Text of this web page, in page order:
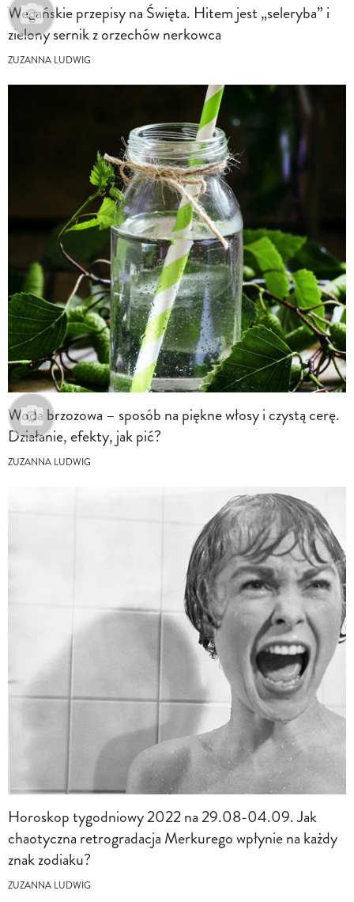
Wegańskie przepisy na Święta. Hitem jest „seleryba” i
zielony sernik z orzechów nerkowca
ZUZANNA LUDWIG
Woda brzozowa – sposób na piękne włosy i czystą cerę.
Działanie, efekty, jak pić?
ZUZANNA LUDWIG
Horoskop tygodniowy 2022 na 29.08-04.09. Jak
chaotyczna retrogradacja Merkurego wpłynie na każdy
znak zodiaku?
ZUZANNA LUDWIG